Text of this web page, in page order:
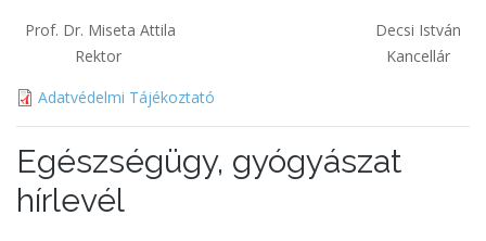
Prof. Dr. Miseta Attila Decsi István
Rektor Kancellár
Adatvédelmi Tájékoztató
Egészségügy, gyógyászat
hírlevél